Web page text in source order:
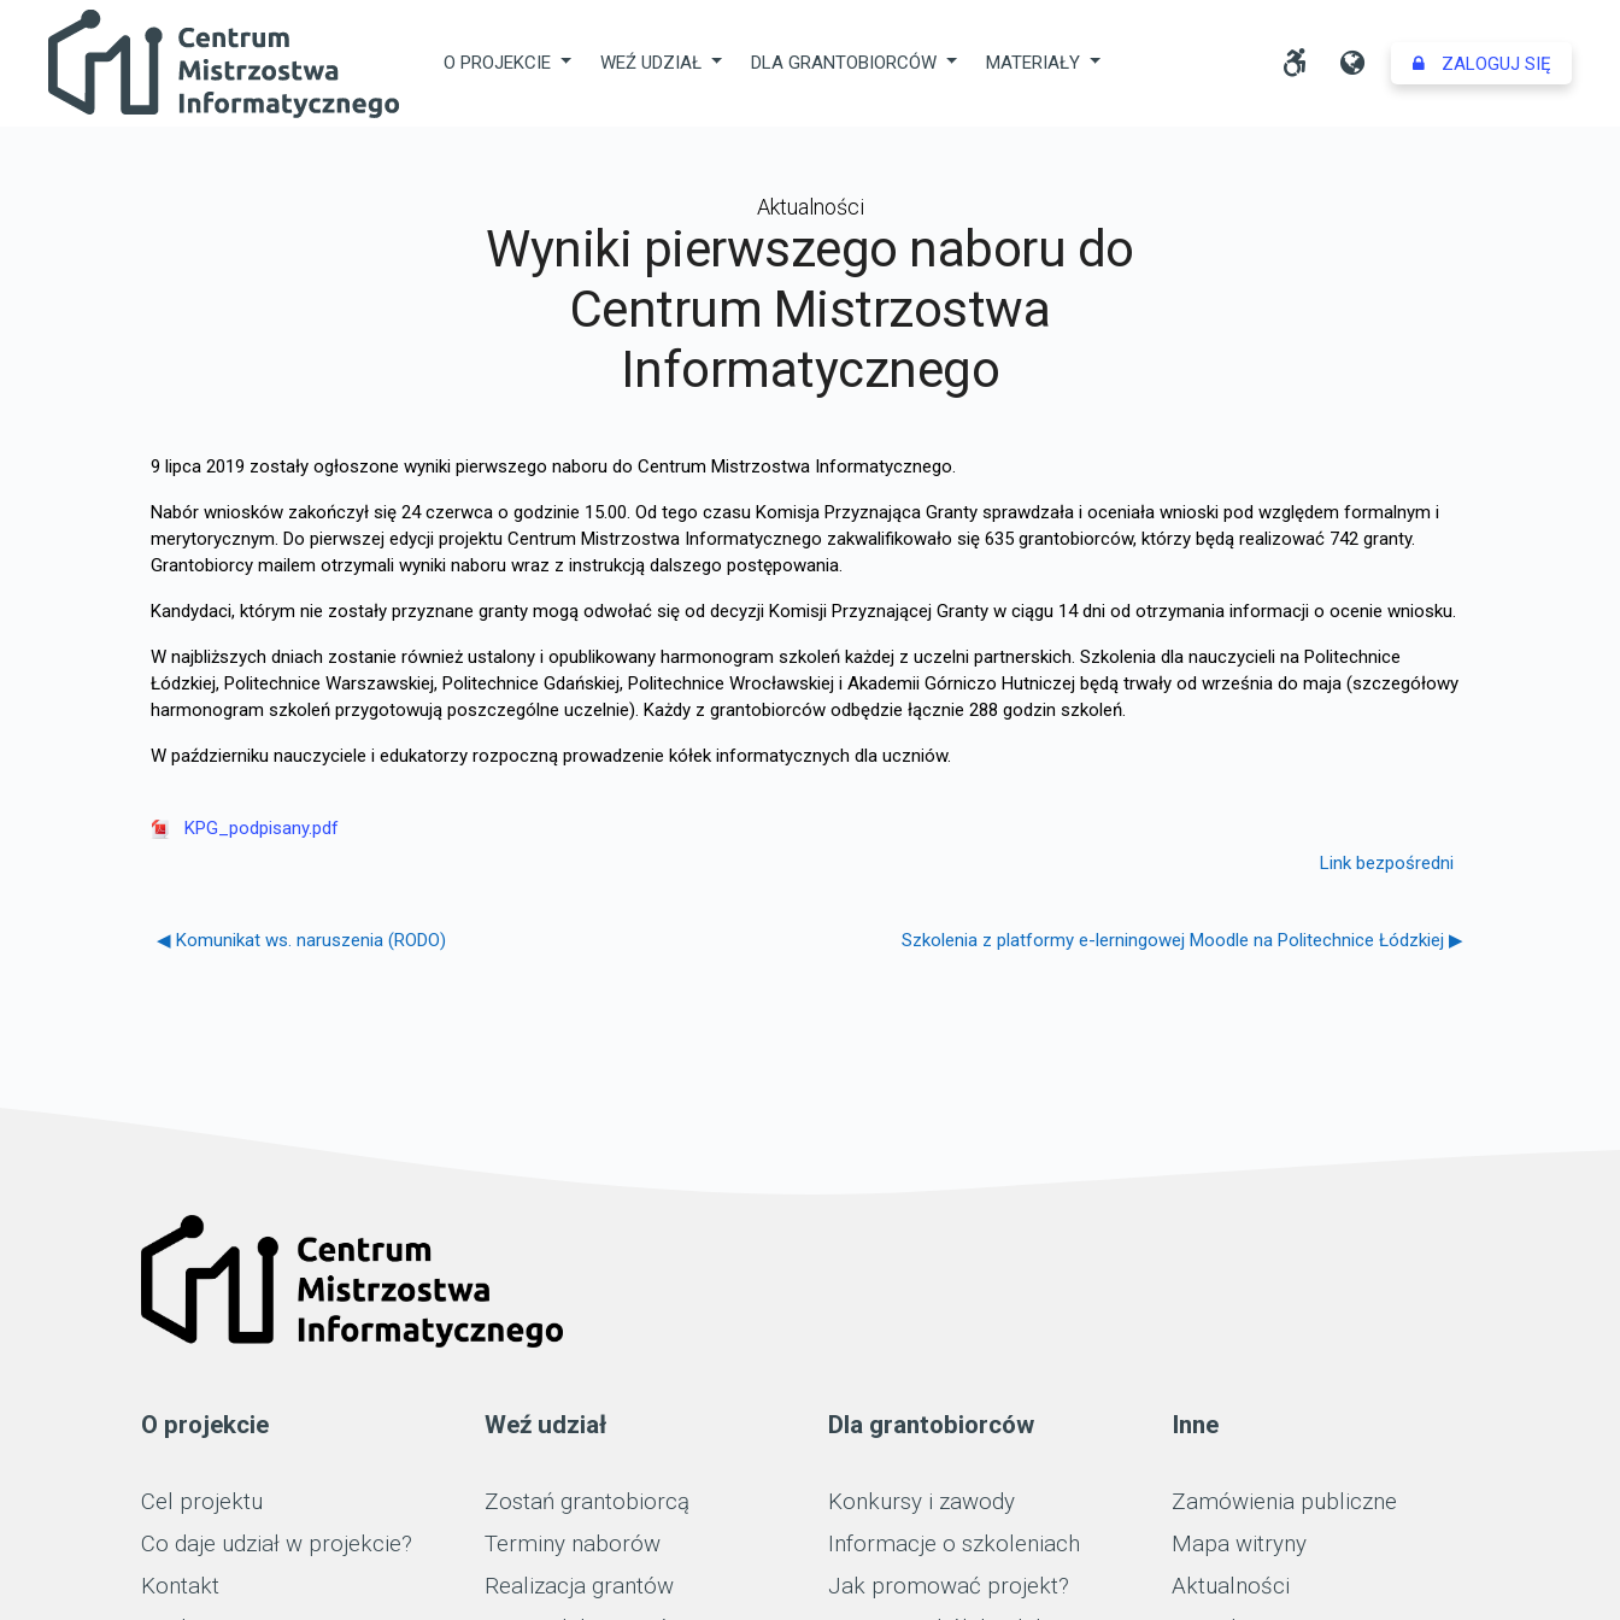
Przejdź do głównej zawartości
Centrum Mistrzostwa Informatycznego
O PROJEKCIE
WEŹ UDZIAŁ DLA GRANTOBIORCÓW MATERIAŁY Dostosuj ustawienia
Język ZALOGUJ SIĘ
Aktualności
Wyniki pierwszego naboru do
Centrum Mistrzostwa
Informatycznego
9 lipca 2019 zostały ogłoszone wyniki pierwszego naboru do Centrum Mistrzostwa Informatycznego.
Nabór wniosków zakończył się 24 czerwca o godzinie 15.00. Od tego czasu Komisja Przyznająca Granty sprawdzała i oceniała wnioski pod względem formalnym i
merytorycznym. Do pierwszej edycji projektu Centrum Mistrzostwa Informatycznego zakwalifikowało się 635 grantobiorców, którzy będą realizować 742 granty.
Grantobiorcy mailem otrzymali wyniki naboru wraz z instrukcją dalszego postępowania.
Kandydaci, którym nie zostały przyznane granty mogą odwołać się od decyzji Komisji Przyznającej Granty w ciągu 14 dni od otrzymania informacji o ocenie wniosku.
W najbliższych dniach zostanie również ustalony i opublikowany harmonogram szkoleń każdej z uczelni partnerskich. Szkolenia dla nauczycieli na Politechnice
Łódzkiej, Politechnice Warszawskiej, Politechnice Gdańskiej, Politechnice Wrocławskiej i Akademii Górniczo Hutniczej będą trwały od września do maja (szczegółowy
harmonogram szkoleń przygotowują poszczególne uczelnie). Każdy z grantobiorców odbędzie łącznie 288 godzin szkoleń.
W październiku nauczyciele i edukatorzy rozpoczną prowadzenie kółek informatycznych dla uczniów.
KPG_podpisany.pdf
Link bezpośredni
◀︎ Komunikat ws. naruszenia (RODO) Szkolenia z platformy e-lerningowej Moodle na Politechnice Łódzkiej ▶︎
O projekcie
Cel projektu
Co daje udział w projekcie?
Kontakt
Weź udział
Zostań grantobiorcą
Terminy naborów
Realizacja grantów
Dla grantobiorców
Konkursy i zawody
Informacje o szkoleniach
Jak promować projekt?
Inne
Zamówienia publiczne
Mapa witryny
Aktualności